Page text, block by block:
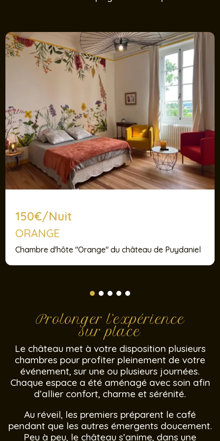
150€/Nuit
ORANGE
Chambre d'hôte "Orange" du château de Puydaniel
Prolonger l’expérience
sur place
Le château met à votre disposition plusieurs
chambres pour profiter pleinement de votre
événement, sur une ou plusieurs journées.
Chaque espace a été aménagé avec soin afin
d’allier confort, charme et sérénité.
Au réveil, les premiers préparent le café
pendant que les autres émergents doucement.
Peu à peu, le château s’anime, dans une